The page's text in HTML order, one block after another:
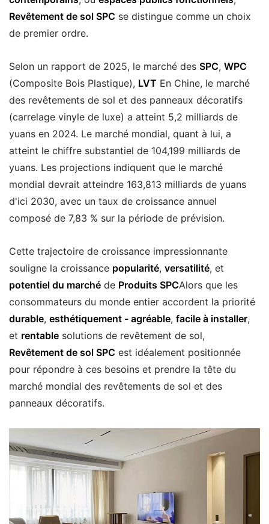
Revêtement de sol SPC se distingue comme un choix
de premier ordre.
Selon un rapport de 2025, le marché des SPC, WPC
(Composite Bois Plastique), LVT En Chine, le marché
des revêtements de sol et des panneaux décoratifs
(carrelage vinyle de luxe) a atteint 5,2 milliards de
yuans en 2024. Le marché mondial, quant à lui, a
atteint le chiffre substantiel de 104,199 milliards de
yuans. Les projections indiquent que le marché
mondial devrait atteindre 163,813 milliards de yuans
d'ici 2030, avec un taux de croissance annuel
composé de 7,83 % sur la période de prévision.
Cette trajectoire de croissance impressionnante
souligne la croissance popularité, versatilité, et
potentiel du marché de Produits SPCAlors que les
consommateurs du monde entier accordent la priorité
durable, esthétiquement - agréable, facile à installer,
et rentable solutions de revêtement de sol,
Revêtement de sol SPC est idéalement positionnée
pour répondre à ces besoins et prendre la tête du
marché mondial des revêtements de sol et des
panneaux décoratifs.